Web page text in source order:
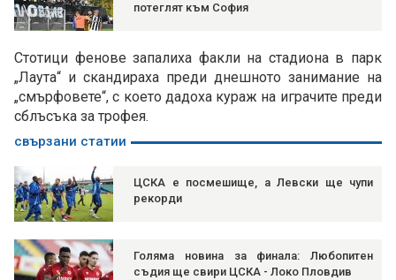
потеглят към София
Стотици фенове запалиха факли на стадиона в парк
„Лаута“ и скандираха преди днешното занимание на
„смърфовете“, с което дадоха кураж на играчите преди
сблъсъка за трофея.
свързани статии
ЦСКА е посмешище, а Левски ще чупи
рекорди
Голяма новина за финала: Любопитен
съдия ще свири ЦСКА - Локо Пловдив